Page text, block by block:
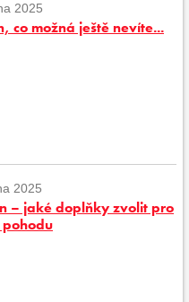
2025
co možná ještě nevíte...
2025
– jaké doplňky zvolit pro